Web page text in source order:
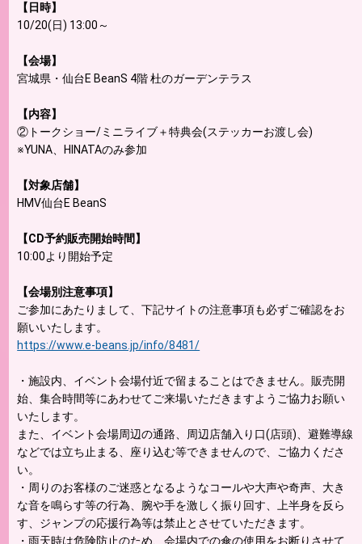
【日時】
10/20(日) 13:00～
【会場】
宮城県・仙台E BeanS 4階 杜のガーデンテラス
【内容】
②トークショー/ミニライブ＋特典会(ステッカーお渡し会)
※YUNA、HINATAのみ参加
【対象店舗】
HMV仙台E BeanS
【CD予約販売開始時間】
10:00より開始予定
【会場別注意事項】
ご参加にあたりまして、下記サイトの注意事項も必ずご確認をお
願いいたします。
https://www.e-beans.jp/info/8481/
・施設内、イベント会場付近で留まることはできません。販売開
始、集合時間等にあわせてご来場いただきますようご協力お願い
いたします。
また、イベント会場周辺の通路、周辺店舗入り口(店頭)、避難導線
などでは立ち止まる、座り込む等できませんので、ご協力くださ
い。
・周りのお客様のご迷惑となるようなコールや大声や奇声、大き
な音を鳴らす等の行為、腕や手を激しく振り回す、上半身を反ら
す、ジャンプの応援行為等は禁止とさせていただきます。
・雨天時は危険防止のため、会場内での傘の使用をお断りさせて